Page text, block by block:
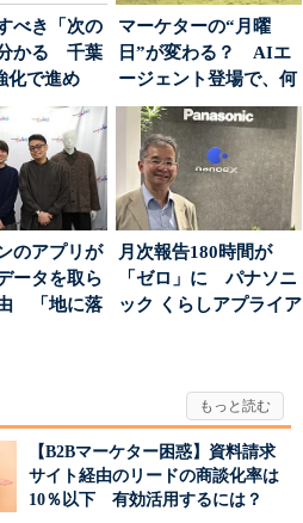
べき「次の
かる 千葉
化で進め
マーケターの“月曜
日”が変わる？ AIエ
ージェント登場で、何
が起きるか
のアプリが
ータを取ら
「地に落
月次報告180時間が
「ゼロ」に パナソニ
ック くらしアプライア
【B2Bマーケター困惑】資料請求
サイト経由のリードの商談化率は
10％以下 有効活用するには？